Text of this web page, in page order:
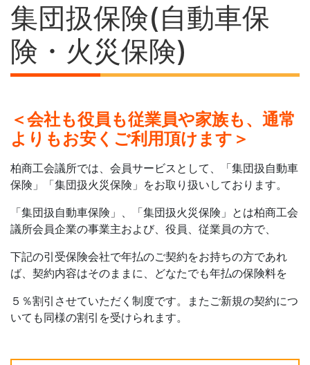
集団扱保険(自動車保
険・火災保険)
＜会社も役員も従業員や家族も、通常
よりもお安くご利用頂けます＞
柏商工会議所では、会員サービスとして、「集団扱自動車
保険」「集団扱火災保険」をお取り扱いしております。
「集団扱自動車保険」、「集団扱火災保険」とは柏商工会
議所会員企業の事業主および、役員、従業員の方で、
下記の引受保険会社で年払のご契約をお持ちの方であれ
ば、契約内容はそのままに、どなたでも年払の保険料を
５％割引させていただく制度です。またご新規の契約につ
いても同様の割引を受けられます。